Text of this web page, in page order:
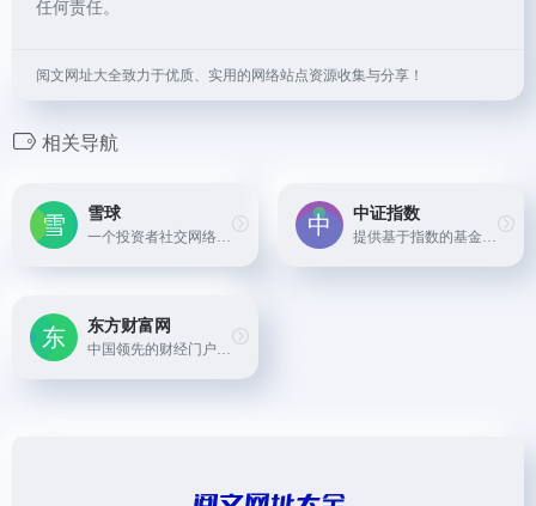
任何责任。
阅文网址大全致力于优质、实用的网络站点资源收集与分享！
相关导航
雪球
一个投资者社交网络和财经信息平台，用户可在此查看各类基金产品详情、讨论投资策略、获取市场动态并进行基金筛选和比较。
中证指数
提供基于指数的基金产品信息查询，帮助投资者了解跟踪相关指数的基金表现。
东方财富网
中国领先的财经门户网站，提供全面的股票、基金、期货、债券等金融产品行情数据、资讯以及交易服务。用户可以通过该网站查询基金净值、业绩排名、持仓信息、市场动态等。